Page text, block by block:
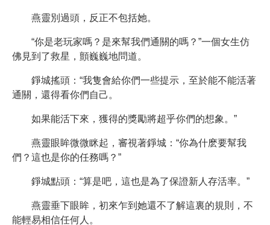
燕靈別過頭，反正不包括她。
“你是老玩家嗎？是來幫我們通關的嗎？”一個女生仿
佛見到了救星，顫巍巍地問道。
錚城搖頭：“我隻會給你們一些提示，至於能不能活著
通關，還得看你們自己。
如果能活下來，獲得的獎勵將超乎你們的想象。”
燕靈眼眸微微眯起，審視著錚城：“你為什麽要幫我
們？這也是你的任務嗎？”
錚城點頭：“算是吧，這也是為了保證新人存活率。”
燕靈垂下眼眸，初來乍到她還不了解這裏的規則，不
能輕易相信任何人。